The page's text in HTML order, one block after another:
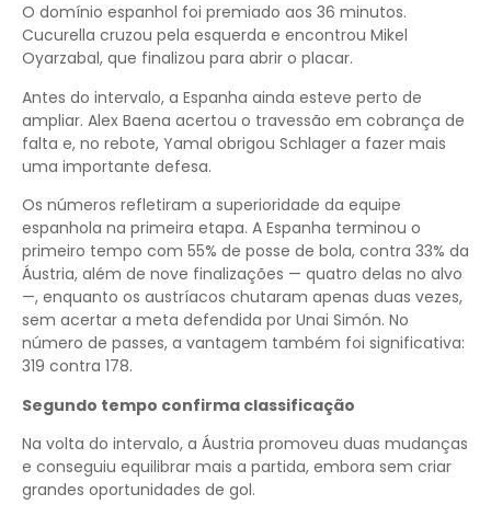
O domínio espanhol foi premiado aos 36 minutos.
Cucurella cruzou pela esquerda e encontrou Mikel
Oyarzabal, que finalizou para abrir o placar.
Antes do intervalo, a Espanha ainda esteve perto de
ampliar. Alex Baena acertou o travessão em cobrança de
falta e, no rebote, Yamal obrigou Schlager a fazer mais
uma importante defesa.
Os números refletiram a superioridade da equipe
espanhola na primeira etapa. A Espanha terminou o
primeiro tempo com 55% de posse de bola, contra 33% da
Áustria, além de nove finalizações — quatro delas no alvo
—, enquanto os austríacos chutaram apenas duas vezes,
sem acertar a meta defendida por Unai Simón. No
número de passes, a vantagem também foi significativa:
319 contra 178.
Segundo tempo confirma classificação
Na volta do intervalo, a Áustria promoveu duas mudanças
e conseguiu equilibrar mais a partida, embora sem criar
grandes oportunidades de gol.